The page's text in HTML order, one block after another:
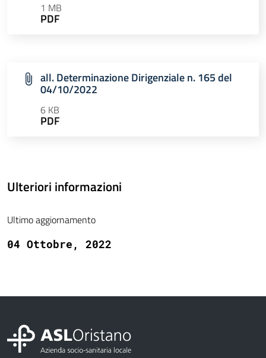
1 MB
PDF
all. Determinazione Dirigenziale n. 165 del
04/10/2022
6 KB
PDF
Ulteriori informazioni
Ultimo aggiornamento
04 Ottobre, 2022